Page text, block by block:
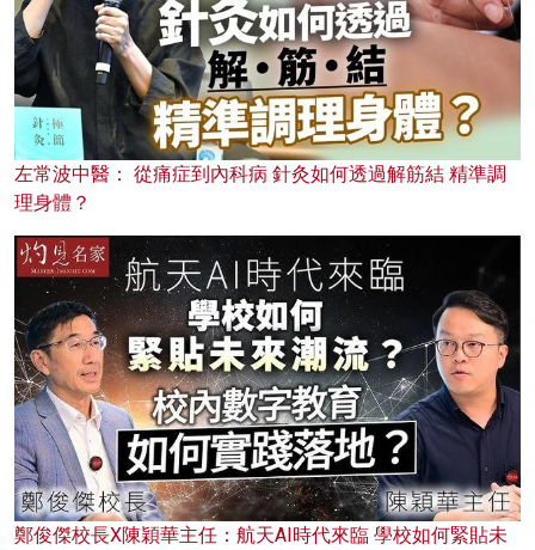
左常波中醫： 從痛症到內科病 針灸如何透過解筋結 精準調
理身體？
鄭俊傑校長X陳穎華主任：航天AI時代來臨 學校如何緊貼未